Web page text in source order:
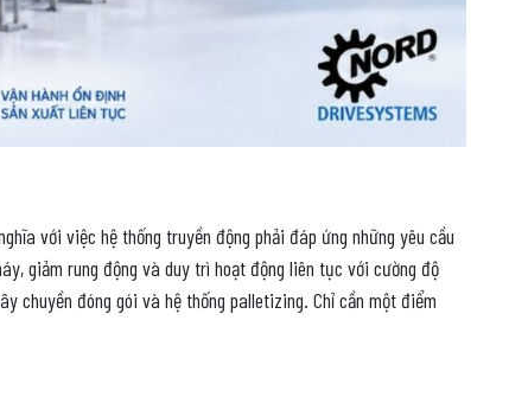
với việc hệ thống truyền động phải đáp ứng những yêu cầu
giảm rung động và duy trì hoạt động liên tục với cường độ
chuyền đóng gói và hệ thống palletizing. Chỉ cần một điểm